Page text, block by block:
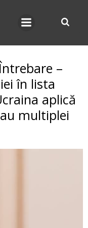
–
în lista
aplică
multiplei